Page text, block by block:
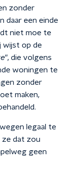
zonder
daar een einde
niet moe te
wijst op de
", die volgens
woningen te
zonder
maken,
legaal te
ze dat zou
geen